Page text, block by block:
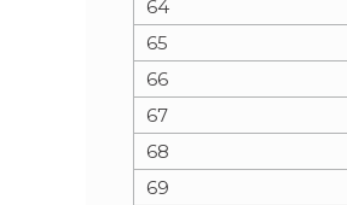
64
65
66
67
68
69